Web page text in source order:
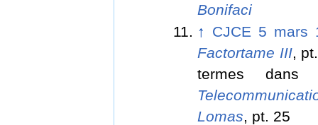
Bonifaci
↑
CJCE 5
Factortame III,
termes
Lomas , pt. 25